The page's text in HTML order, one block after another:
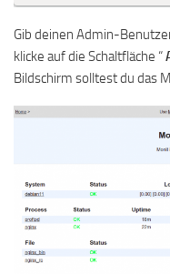
Gib deinen Admin-
klicke auf die Schaltfläche “
Bildschirm solltest du das